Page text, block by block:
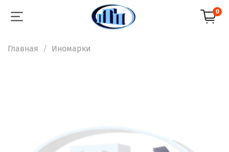
0
Главная Иномарки